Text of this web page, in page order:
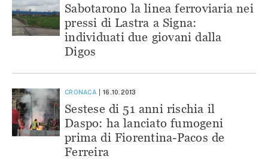
Sabotarono la linea ferroviaria nei
pressi di Lastra a Signa:
individuati due giovani dalla
Digos
CRONACA 16.10.2013
Sestese di 51 anni rischia il
Daspo: ha lanciato fumogeni
prima di Fiorentina-Pacos de
Ferreira